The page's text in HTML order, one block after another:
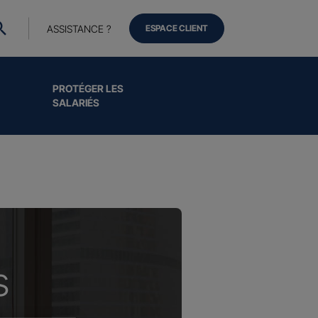
PROTÉGER LES
SALARIÉS
ASSISTANCE ? ESPACE CLIENT